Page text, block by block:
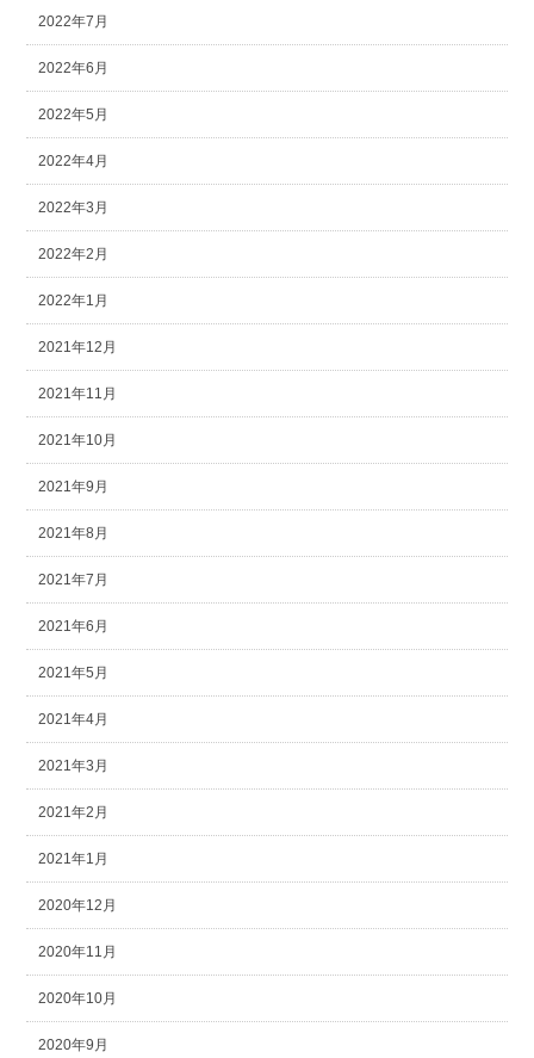
2022年7月
2022年6月
2022年5月
2022年4月
2022年3月
2022年2月
2022年1月
2021年12月
2021年11月
2021年10月
2021年9月
2021年8月
2021年7月
2021年6月
2021年5月
2021年4月
2021年3月
2021年2月
2021年1月
2020年12月
2020年11月
2020年10月
2020年9月